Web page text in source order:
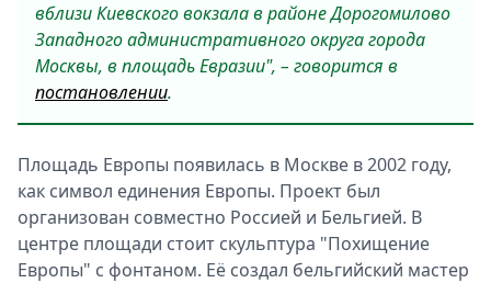
вблизи Киевского вокзала в районе Дорогомилово
Западного административного округа города
Москвы, в площадь Евразии", – говорится в
постановлении.
Площадь Европы появилась в Москве в 2002 году,
как символ единения Европы. Проект был
организован совместно Россией и Бельгией. В
центре площади стоит скульптура "Похищение
Европы" с фонтаном. Её создал бельгийский мастер